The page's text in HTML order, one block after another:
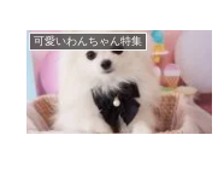
可愛いわんちゃん特集